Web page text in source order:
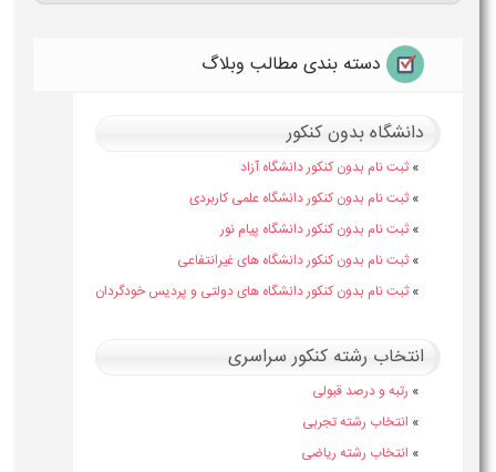
دسته بندی مطالب وبلاگ
دانشگاه بدون کنکور
» ثبت نام بدون کنکور دانشگاه آزاد
» ثبت نام بدون کنکور دانشگاه علمی کاربردی
» ثبت نام بدون کنکور دانشگاه پیام نور
» ثبت نام بدون کنکور دانشگاه های غیرانتفاعی
» ثبت نام بدون کنکور دانشگاه های دولتی و پردیس خودگردان
انتخاب رشته کنکور سراسری
» رتبه و درصد قبولی
» انتخاب رشته تجربی
» انتخاب رشته ریاضی